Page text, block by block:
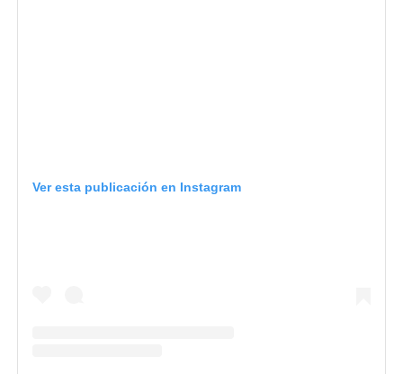
Ver esta publicación en Instagram